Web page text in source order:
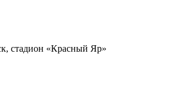
стадион «Красный Яр»